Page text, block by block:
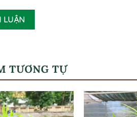
TƯƠNG TỰ